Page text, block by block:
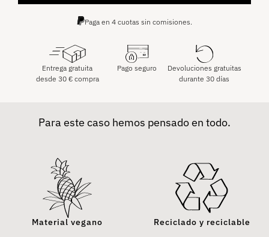
Paga en 4 cuotas sin comisiones.
Entrega gratuita
desde 30 €compra
Pago seguro
Devoluciones gratuitas
durante 30 días
Para este caso hemos pensado en todo.
Material vegano Reciclado y reciclable